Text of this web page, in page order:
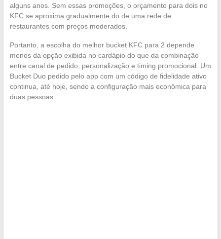
alguns anos. Sem essas promoções, o orçamento para dois no
KFC se aproxima gradualmente do de uma rede de
restaurantes com preços moderados.
Portanto, a escolha do melhor bucket KFC para 2 depende
menos da opção exibida no cardápio do que da combinação
entre canal de pedido, personalização e timing promocional. Um
Bucket Duo pedido pelo app com um código de fidelidade ativo
continua, até hoje, sendo a configuração mais econômica para
duas pessoas.